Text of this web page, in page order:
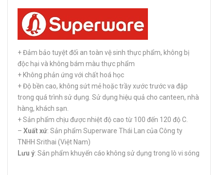
+ Đảm bảo tuyệt đối an toàn vệ sinh thực phẩm, không bị
độc hại và không bám màu thực phẩm
+ Không phản ứng với chất hoá học
+ Độ bền cao, không sứt mẻ hoặc trầy xước trước va đập
trong quá trình sử dụng. Sử dụng hiệu quả cho canteen, nhà
hàng, khách sạn.
+ Sản phẩm chịu được nhiệt độ cao từ 100 đến 120 độ C.
– Xuất xứ: Sản phẩm Superware Thái Lan của Công ty
TNHH Srithai (Việt Nam)
Lưu ý: Sản phẩm khuyến cáo không sử dụng trong lò vi sóng